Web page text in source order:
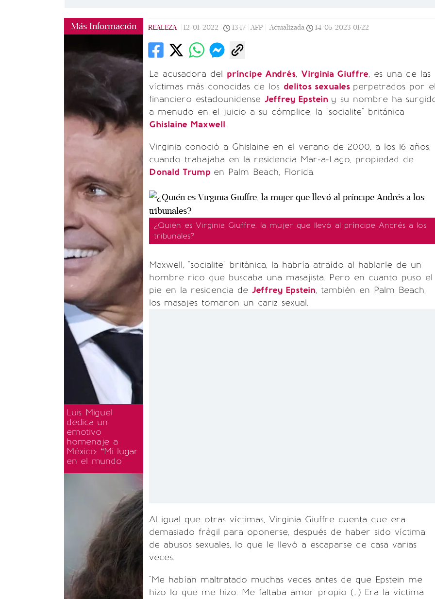
Más Información
Luis Miguel
dedica un
emotivo
homenaje a
México: “Mi lugar
en el mundo"
REALEZA 12/01/2022 13:17 AFP | Actualizada 14/05/2023 01:22
La acusadora del príncipe Andrés, Virginia Giuffre, es una de las
víctimas más conocidas de los delitos sexuales perpetrados por el
financiero estadounidense Jeffrey Epstein y su nombre ha
a menudo en el juicio a su cómplice, la "socialite" británica
Ghislaine Maxwell.
Virginia conoció a Ghislaine en el verano de 2000, a los 16 años,
cuando trabajaba en la residencia Mar-a-Lago, propiedad de
Donald Trump en Palm Beach, Florida.
¿Quién es Virginia Giuffre, la mujer que llevó al príncipe Andrés a los
tribunales?
Maxwell, "socialite" británica, la habría atraído al hablarle de un
hombre rico que buscaba una masajista. Pero en cuanto puso el
pie en la residencia de Jeffrey Epstein, también en Palm Beach,
los masajes tomaron un cariz sexual.
Al igual que otras víctimas, Virginia Giuffre cuenta que era
demasiado frágil para oponerse, después de haber sido víctima
de abusos sexuales, lo que le llevó a escaparse de casa varias
veces.
"Me habían maltratado muchas veces antes de que Epstein me
hizo lo que me hizo. Me faltaba amor propio (...) Era la víctima